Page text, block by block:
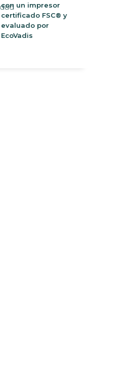
con un impresor
certificado FSC® y
evaluado por
EcoVadis